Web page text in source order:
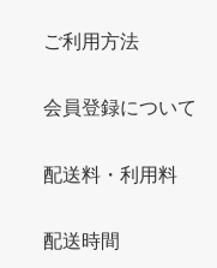
ご利用方法
会員登録について
配送料・利用料
配送時間